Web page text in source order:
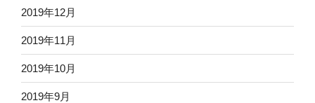
2019年12月
2019年11月
2019年10月
2019年9月